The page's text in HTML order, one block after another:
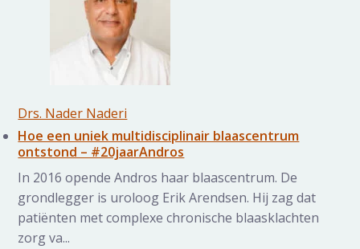
Drs. Nader Naderi
Hoe een uniek multidisciplinair blaascentrum
ontstond – #20jaarAndros
In 2016 opende Andros haar blaascentrum. De
grondlegger is uroloog Erik Arendsen. Hij zag dat
patiënten met complexe chronische blaasklachten
zorg va...